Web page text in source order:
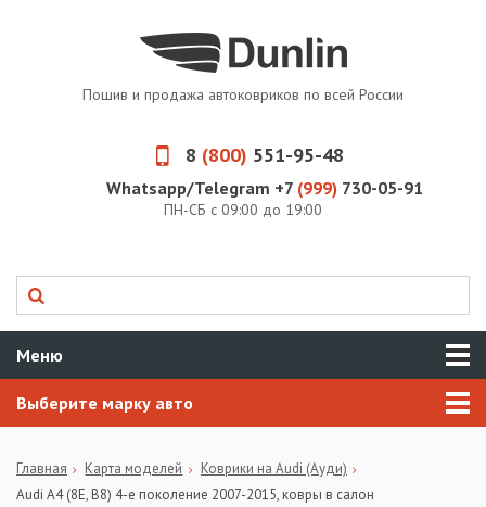
Пошив и продажа автоковриков по всей России
8 (800) 551-95-48
Whatsapp/Telegram +7 (999) 730-05-91
ПН-СБ с 09:00 до 19:00
Меню
Выберите марку авто
Главная Карта моделей
Коврики на Audi (Ауди)
Audi A4 (8E, B8) 4-е поколение 2007-2015, ковры в салон